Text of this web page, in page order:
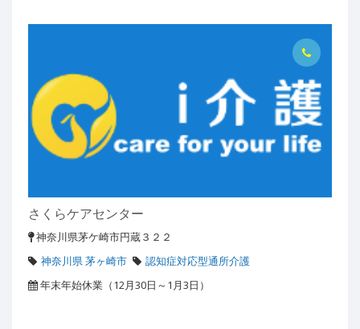
さくらケアセンター
神奈川県茅ケ崎市円蔵３２２
神奈川県 茅ヶ崎市
認知症対応型通所介護
年末年始休業（12月30日～1月3日）